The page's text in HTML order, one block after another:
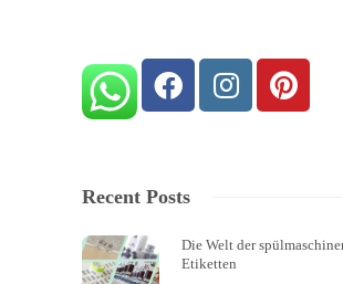
Recent Posts
Die Welt der
Etiketten